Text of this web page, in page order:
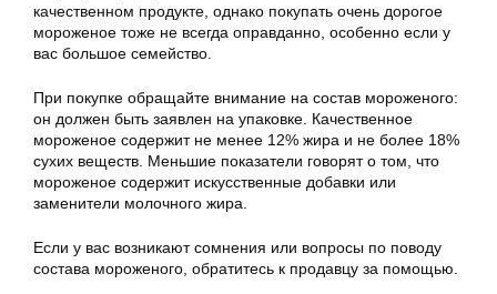
качественном продукте, однако покупать очень дорогое
мороженое тоже не всегда оправданно, особенно если у
вас большое семейство.
При покупке обращайте внимание на состав мороженого:
он должен быть заявлен на упаковке. Качественное
мороженое содержит не менее 12% жира и не более 18%
сухих веществ. Меньшие показатели говорят о том, что
мороженое содержит искусственные добавки или
заменители молочного жира.
Если у вас возникают сомнения или вопросы по поводу
состава мороженого, обратитесь к продавцу за помощью.